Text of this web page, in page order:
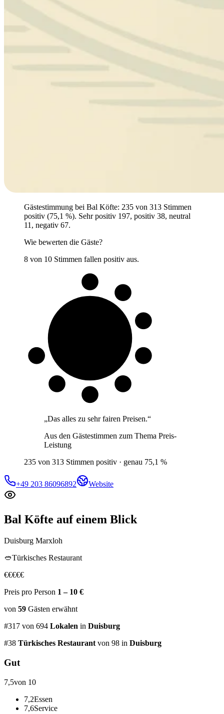
Gästestimmung bei Bal Köfte: 235 von 313 Stimmen
positiv (75,1 %). Sehr positiv 197, positiv 38, neutral
11, negativ 67.
Wie bewerten die Gäste?
8 von 10 Stimmen fallen positiv aus.
„Das alles zu sehr fairen Preisen.“
Aus den Gästestimmen zum Thema Preis-
Leistung
235 von 313 Stimmen positiv · genau 75,1 %
+49 203 86096892 Website
Bal Köfte auf einem Blick
Duisburg Marxloh
🥙Türkisches Restaurant
€€€€€
Preis pro Person 1 – 10 €
von 59 Gästen erwähnt
#317 von 694 Lokalen in Duisburg
#38 Türkisches Restaurant von 98 in Duisburg
Gut
7,5von 10
7,2Essen
7,6Service